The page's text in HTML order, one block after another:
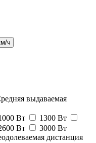
ч
выдаваемая
Вт
1300 Вт
Вт
3000 Вт
дистанция